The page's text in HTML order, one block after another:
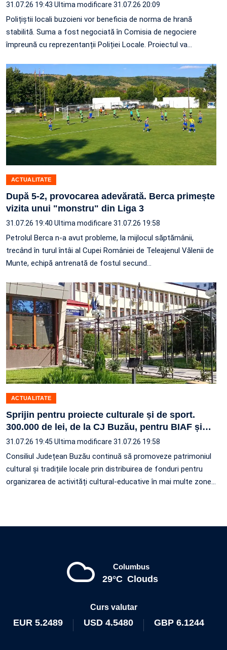
31.07.26 19:43 Ultima modificare 31.07.26 20:09
Polițiștii locali buzoieni vor beneficia de norma de hrană
stabilită. Suma a fost negociată în Comisia de negociere
împreună cu reprezentanții Poliției Locale. Proiectul va…
ACTUALITATE
După 5-2, provocarea adevărată. Berca primește
vizita unui "monstru" din Liga 3
31.07.26 19:40 Ultima modificare 31.07.26 19:58
Petrolul Berca n-a avut probleme, la mijlocul săptămânii,
trecând în turul întâi al Cupei României de Teleajenul Vălenii de
Munte, echipă antrenată de fostul secund…
ACTUALITATE
Sprijin pentru proiecte culturale și de sport.
300.000 de lei, de la CJ Buzău, pentru BIAF și…
31.07.26 19:45 Ultima modificare 31.07.26 19:58
Consiliul Județean Buzău continuă să promoveze patrimoniul
cultural și tradițiile locale prin distribuirea de fonduri pentru
organizarea de activități cultural-educative în mai multe zone…
Columbus
29°C Clouds
Curs valutar
EUR 5.2489 USD 4.5480 GBP 6.1244